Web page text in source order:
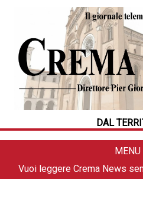
DAL
MENU
HOME
LA
DAL
Vuoi leggere Crema News